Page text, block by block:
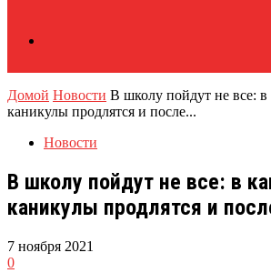
Домой Новости В школу пойдут не все: в
каникулы продлятся и после...
Новости
В школу пойдут не все: в
каникулы продлятся и
7 ноября 2021
0